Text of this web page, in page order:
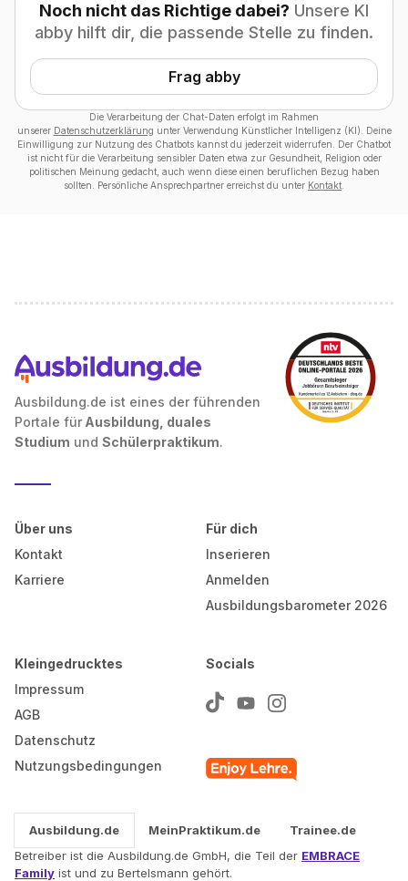
Noch nicht das Richtige dabei? Unsere KI
abby hilft dir, die passende Stelle zu finden.
Frag abby
Die Verarbeitung der Chat-Daten erfolgt im Rahmen
unserer Datenschutzerklärung unter Verwendung Künstlicher Intelligenz (KI). Deine
Einwilligung zur Nutzung des Chatbots kannst du jederzeit widerrufen. Der Chatbot
ist nicht für die Verarbeitung sensibler Daten etwa zur Gesundheit, Religion oder
politischen Meinung gedacht, auch wenn diese einen beruflichen Bezug haben
sollten. Persönliche Ansprechpartner erreichst du unter Kontakt
Ausbildung.de ist eines der führenden
Portale für Ausbildung, duales
Studium und Schülerpraktikum.
Über uns
Kontakt
Karriere
Für dich
Inserieren
Anmelden
Ausbildungsbarometer 2026
Kleingedrucktes
Impressum
AGB
Datenschutz
Nutzungsbedingungen
Socials
Ausbildung.de MeinPraktikum.de
Trainee.de
Betreiber ist die Ausbildung.de GmbH, die Teil der EMBRACE
Family ist und zu Bertelsmann gehört.